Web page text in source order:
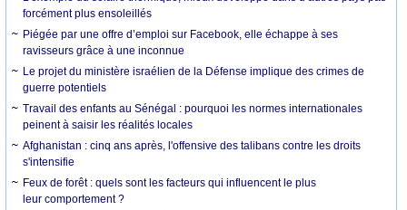
forcément plus ensoleillés
Piégée par une offre d’emploi sur Facebook, elle échappe à ses
ravisseurs grâce à une inconnue
Le projet du ministère israélien de la Défense implique des crimes de
guerre potentiels
Travail des enfants au Sénégal : pourquoi les normes internationales
peinent à saisir les réalités locales
Afghanistan : cinq ans après, l'offensive des talibans contre les droits
s'intensifie
Feux de forêt : quels sont les facteurs qui influencent le plus
leur comportement ?